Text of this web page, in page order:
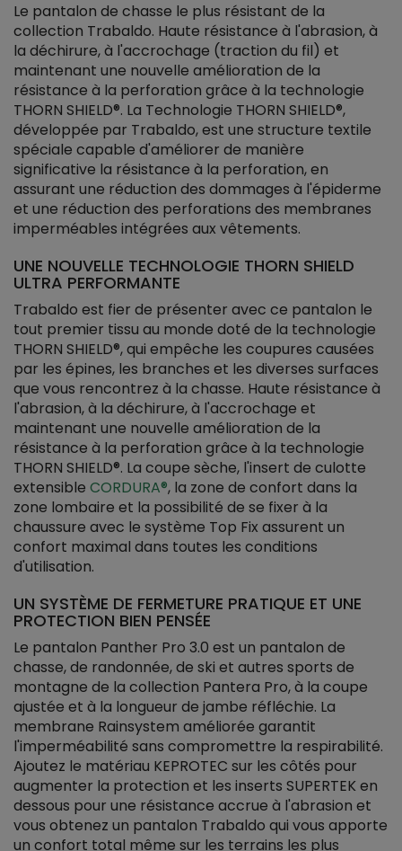
Le pantalon de chasse le plus résistant de la
collection Trabaldo. Haute résistance à l'abrasion, à
la déchirure, à l'accrochage (traction du fil) et
maintenant une nouvelle amélioration de la
résistance à la perforation grâce à la technologie
THORN SHIELD®. La Technologie THORN SHIELD®,
développée par Trabaldo, est une structure textile
spéciale capable d'améliorer de manière
significative la résistance à la perforation, en
assurant une réduction des dommages à l'épiderme
et une réduction des perforations des membranes
imperméables intégrées aux vêtements.
UNE NOUVELLE TECHNOLOGIE THORN SHIELD
ULTRA PERFORMANTE
Trabaldo est fier de présenter avec ce pantalon le
tout premier tissu au monde doté de la technologie
THORN SHIELD®, qui empêche les coupures causées
par les épines, les branches et les diverses surfaces
que vous rencontrez à la chasse. Haute résistance à
l'abrasion, à la déchirure, à l'accrochage et
maintenant une nouvelle amélioration de la
résistance à la perforation grâce à la technologie
THORN SHIELD®. La coupe sèche, l'insert de culotte
extensible CORDURA®, la zone de confort dans la
zone lombaire et la possibilité de se fixer à la
chaussure avec le système Top Fix assurent un
confort maximal dans toutes les conditions
d'utilisation.
UN SYSTÈME DE FERMETURE PRATIQUE ET UNE
PROTECTION BIEN PENSÉE
Le pantalon Panther Pro 3.0 est un pantalon de
chasse, de randonnée, de ski et autres sports de
montagne de la collection Pantera Pro, à la coupe
ajustée et à la longueur de jambe réfléchie. La
membrane Rainsystem améliorée garantit
l'imperméabilité sans compromettre la respirabilité.
Ajoutez le matériau KEPROTEC sur les côtés pour
augmenter la protection et les inserts SUPERTEK en
dessous pour une résistance accrue à l'abrasion et
vous obtenez un pantalon Trabaldo qui vous apporte
un confort total même sur les terrains les plus